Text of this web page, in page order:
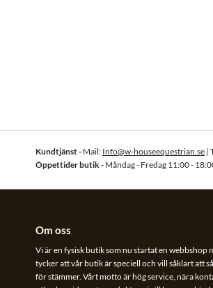
Kundtjänst - Mail: Info@w-houseequestrian.se |
Öppettider butik - Måndag - Fredag 11:00 -
Om oss
Vi är en fysisk butik som nu startat en webbshop
tycker att vår butik är speciell och vill såklart att
för stämmer. Vårt motto är hög service, nära